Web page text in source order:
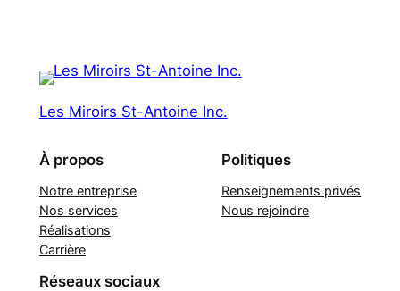
Les Miroirs St-Antoine Inc.
À propos
Notre entreprise
Nos services
Réalisations
Carrière
Politiques
Renseignements privés
Nous rejoindre
Réseaux sociaux